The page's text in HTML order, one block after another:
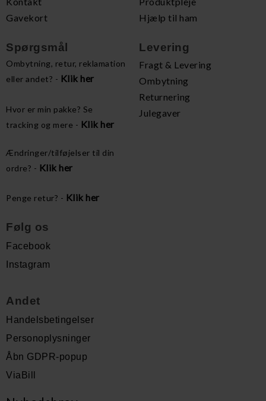
Gavekort
Hjælp til ham
Spørgsmål
Ombytning, retur, reklamation
eller andet? - Klik her
Hvor er min pakke? Se
tracking og mere - Klik her
Ændringer/tilføjelser til din
ordre? - Klik her
Penge retur? - Klik her
Levering
Fragt & Levering
Ombytning
Returnering
Julegaver
Følg os
Facebook
Instagram
Andet
Handelsbetingelser
Personoplysninger
Åbn GDPR-popup
ViaBill